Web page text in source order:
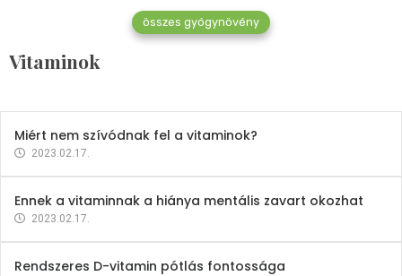
összes gyógynövény
Vitaminok
Mindent a B-12 vitaminról
2023.02.27.
Miért nem szívódnak fel a vitaminok?
2023.02.17.
Ennek a vitaminnak a hiánya mentális zavart okozhat
2023.02.17.
Rendszeres D-vitamin pótlás fontossága